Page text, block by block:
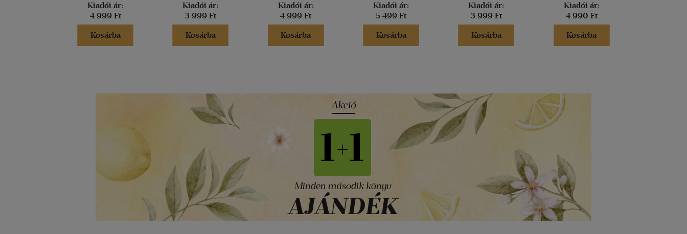
Kiadói ár:
4 999 Ft
Kosárba
Kiadói ár:
3 999 Ft
Kosárba
Kiadói ár:
4 999 Ft
Kosárba
Kiadói ár:
5 499 Ft
Kosárba
Kiadói ár:
3 999 Ft
Kosárba
Kiadói ár:
4 990 Ft
Kosárba